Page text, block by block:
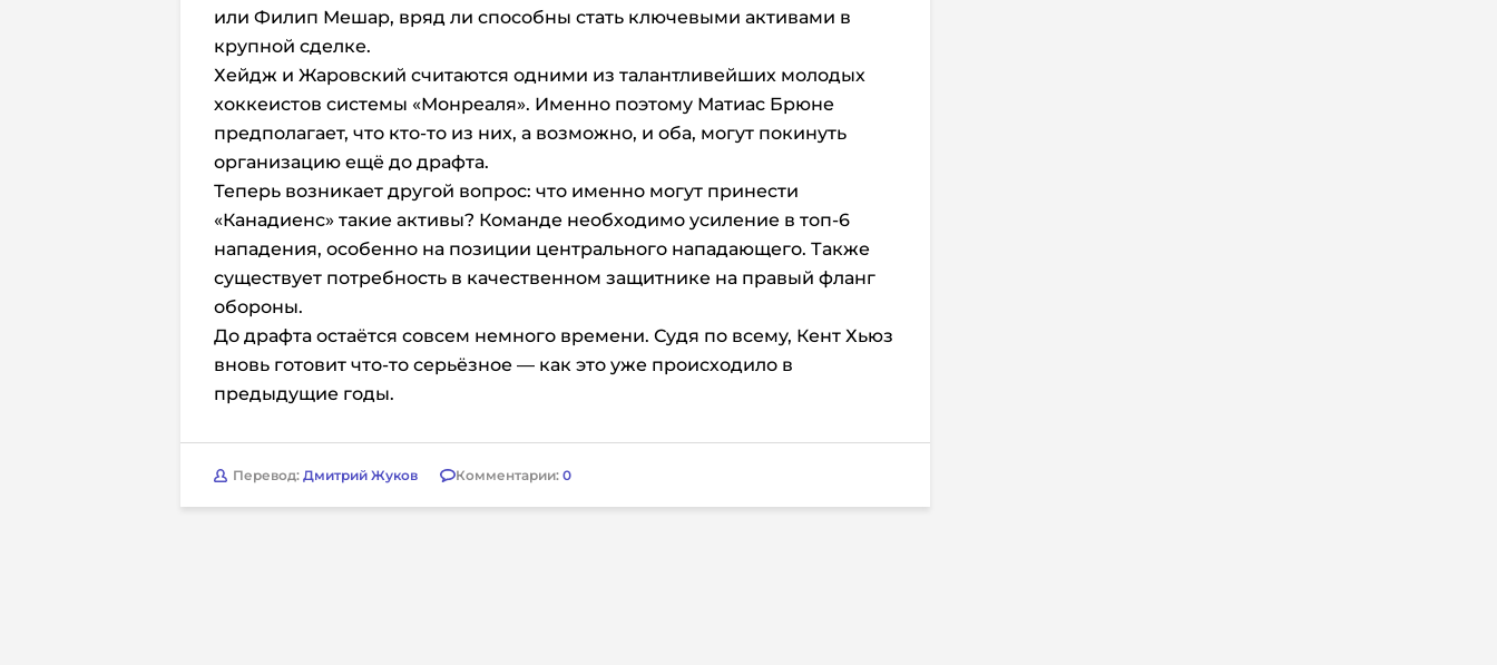
или Филип Мешар, вряд ли способны стать ключевыми активами в
крупной сделке.
Хейдж и Жаровский считаются одними из талантливейших молодых
хоккеистов системы «Монреаля». Именно поэтому Матиас Брюне
предполагает, что кто-то из них, а возможно, и оба, могут покинуть
организацию ещё до драфта.
Теперь возникает другой вопрос: что именно могут принести
«Канадиенс» такие активы? Команде необходимо усиление в топ-6
нападения, особенно на позиции центрального нападающего. Также
существует потребность в качественном защитнике на правый фланг
обороны.
До драфта остаётся совсем немного времени. Судя по всему, Кент Хьюз
вновь готовит что-то серьёзное — как это уже происходило в
предыдущие годы.
Перевод: Дмитрий Жуков Комментарии: 0